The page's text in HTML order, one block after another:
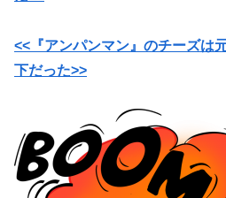
<<『アンパンマン』のチーズは
下だった>>